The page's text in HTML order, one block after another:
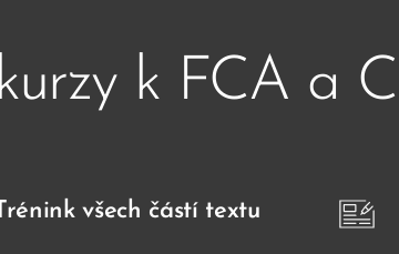
k FCA a
všech částí textu